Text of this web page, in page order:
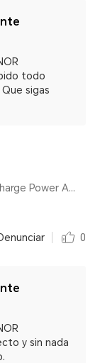
todo
sigas
Por HONOR SuperCharge Power Adapter (Max 66W) White
0
y sin nada